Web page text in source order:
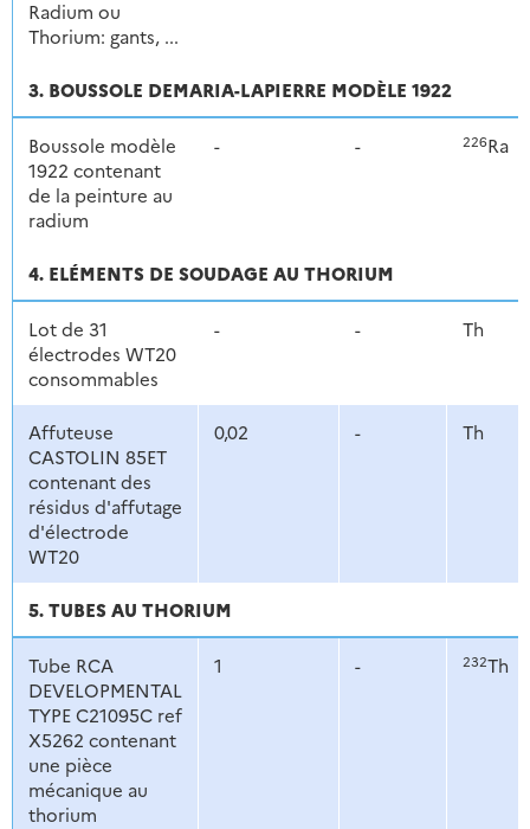
Radium ou
Thorium: gants, ...
3. BOUSSOLE DEMARIA-LAPIERRE MODÈLE 1922
Boussole modèle
1922 contenant
de la peinture au
radium
- - 226Ra
4. ELÉMENTS DE SOUDAGE AU THORIUM
Lot de 31
électrodes WT20
consommables
- - Th
Affuteuse
CASTOLIN 85ET
contenant des
résidus d'affutage
d'électrode
WT20
0,02 - Th
5. TUBES AU THORIUM
Tube RCA
DEVELOPMENTAL
TYPE C21095C ref
X5262 contenant
une pièce
mécanique au
thorium
1 - 232Th